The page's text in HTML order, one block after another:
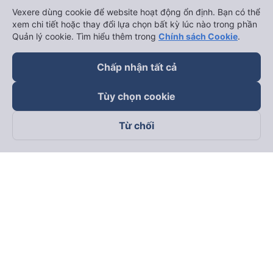
Theo dõi chúng tôi trên
Vexere dùng cookie để website hoạt động ổn định. Bạn có thể
xem chi tiết hoặc thay đổi lựa chọn bất kỳ lúc nào trong phần
Quản lý cookie. Tìm hiểu thêm trong Chính sách Cookie.
Chấp nhận tất cả
Tùy chọn cookie
Từ chối